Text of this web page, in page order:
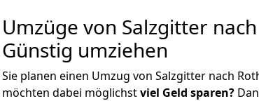
Umzüge von Salzgitter
Günstig umziehen
Sie planen einen Umzug von Salzgitter nach
möchten dabei möglichstviel Geld sparen?